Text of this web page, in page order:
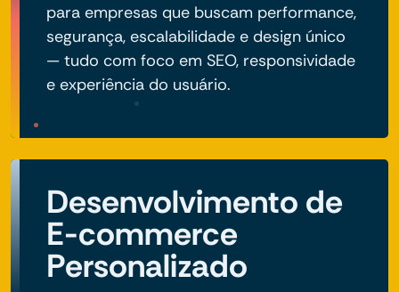
para empresas que buscam performance,
segurança, escalabilidade e design único
— tudo com foco em SEO, responsividade
e experiência do usuário.
Desenvolvimento de
E-commerce
Personalizado